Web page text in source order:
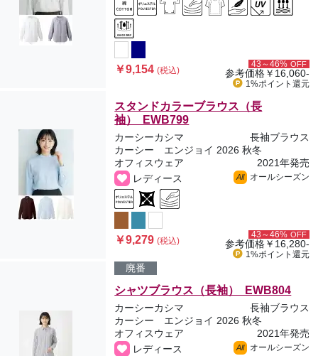
￥9,154(税込)
43～46% OFF
参考価格￥16,060-
1%ポイント 還元
スタンドカラーブラウス（長
袖） EWB799
カーシーカシマ
長袖ブラウス
カーシー エンジョイ 2026 秋冬
オフィスウェア
2021年発売
レディース
All オールシーズン
￥9,279(税込)
43～46% OFF
参考価格￥16,280-
1%ポイント 還元
廃番
シャツブラウス（長袖） EWB804
カーシーカシマ
長袖ブラウス
カーシー エンジョイ 2026 秋冬
オフィスウェア
2021年発売
レディース
All オールシーズン